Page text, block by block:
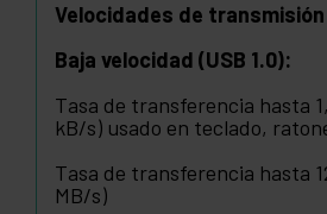
Velocidades de transmisión
Baja velocidad (USB 1.0):
Tasa de transferencia hasta
kB/s) usado en teclado,
Tasa de transferencia hasta
MB/s)